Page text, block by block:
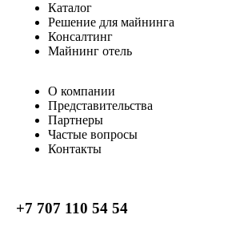
Каталог
Решение для майнинга
Консалтинг
Майнинг отель
О компании
Представительства
Партнеры
Частые вопросы
Контакты
+7 707 110 54 54